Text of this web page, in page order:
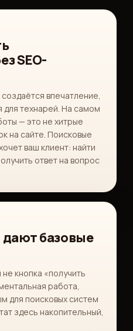
SEO-
создаётся впечатление,
для технарей. На самом
— это не хитрые
на сайте. Поисковые
ваш клиент: найти
ответ на вопрос
дают базовые
кнопка «получить
работа,
для поисковых систем
здесь накопительный,